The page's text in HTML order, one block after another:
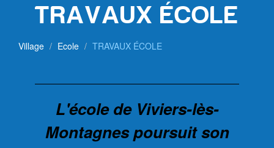
TRAVAUX ÉCOLE
Village Ecole TRAVAUX ÉCOLE
L'école de Viviers-lès-
Montagnes poursuit son